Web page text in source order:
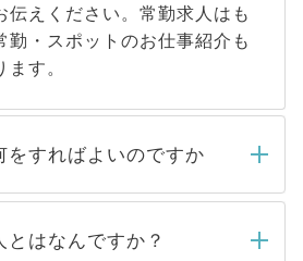
伝えください。常勤求人はも
勤・スポットのお仕事紹介も
す。
をすればよいのですか
きましたら、弊社担当者がご
認し、その後メールもしくは
とはなんですか？